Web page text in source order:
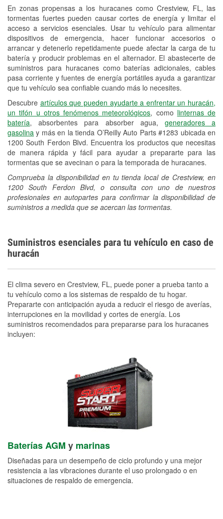
En zonas propensas a los huracanes como Crestview, FL, las
tormentas fuertes pueden causar cortes de energía y limitar el
acceso a servicios esenciales. Usar tu vehículo para alimentar
dispositivos de emergencia, hacer funcionar accesorios o
arrancar y detenerlo repetidamente puede afectar la carga de tu
batería y producir problemas en el alternador. El abastecerte de
suministros para huracanes como baterías adicionales, cables
pasa corriente y fuentes de energía portátiles ayuda a garantizar
que tu vehículo sea confiable cuando más lo necesites.
Descubre artículos que pueden ayudarte a enfrentar un huracán,
un tifón u otros fenómenos meteorológicos, como linternas de
batería, absorbentes para absorber agua, generadores a
gasolina y más en la tienda O’Reilly Auto Parts #1283 ubicada en
1200 South Ferdon Blvd. Encuentra los productos que necesitas
de manera rápida y fácil para ayudar a prepararte para las
tormentas que se avecinan o para la temporada de huracanes.
Comprueba la disponibilidad en tu tienda local de Crestview, en
1200 South Ferdon Blvd, o consulta con uno de nuestros
profesionales en autopartes para confirmar la disponibilidad de
suministros a medida que se acercan las tormentas.
freno
Mangueras hidráulicas a la medida
Hurricane Supplies
Conoce más
Suministros esenciales para tu vehículo en caso de
huracán
El clima severo en Crestview, FL, puede poner a prueba tanto a
tu vehículo como a los sistemas de respaldo de tu hogar.
Prepararte con anticipación ayuda a reducir el riesgo de averías,
interrupciones en la movilidad y cortes de energía. Los
suministros recomendados para prepararse para los huracanes
incluyen:
Baterías AGM y marinas
Diseñadas para un desempeño de ciclo profundo y una mejor
resistencia a las vibraciones durante el uso prolongado o en
situaciones de respaldo de emergencia.